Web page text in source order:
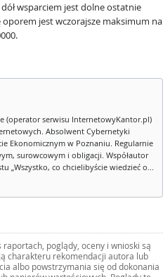
wsparciem jest dolne ostatnie
jest wczorajsze maksimum na
(operator serwisu InternetowyKantor.pl)
Absolwent Cybernetyki
Ekonomicznym w Poznaniu. Regularnie
surowcowym i obligacji. Współautor
„Wszystko, co chcielibyście wiedzieć o...
poglądy, oceny i wnioski są
charakteru rekomendacji autora lub
albo powstrzymania się od dokonania